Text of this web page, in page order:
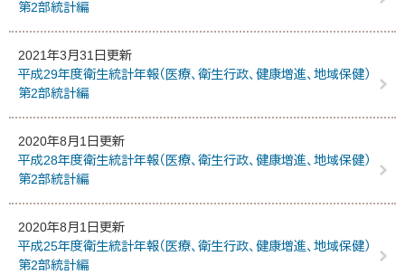
第2部統計編
2021年3月31日更新
平成29年度衛生統計年報（医療、衛生行政、健康増進、地域保健）
第2部統計編
2020年8月1日更新
平成28年度衛生統計年報（医療、衛生行政、健康増進、地域保健）
第2部統計編
2020年8月1日更新
平成25年度衛生統計年報（医療、衛生行政、健康増進、地域保健）
第2部統計編